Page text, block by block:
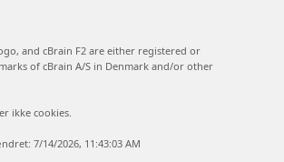
and cBrain F2 are either registered or
of cBrain A/S in Denmark and/or other
ikke cookies.
7/14/2026, 11:43:03 AM